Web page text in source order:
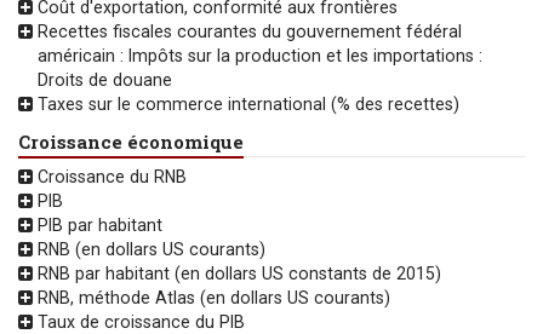
Coût d'exportation, conformité aux frontières
Recettes fiscales courantes du gouvernement fédéral
américain : Impôts sur la production et les importations :
Droits de douane
Taxes sur le commerce international (% des recettes)
Croissance économique
Croissance du RNB
PIB
PIB par habitant
RNB (en dollars US courants)
RNB par habitant (en dollars US constants de 2015)
RNB, méthode Atlas (en dollars US courants)
Taux de croissance du PIB